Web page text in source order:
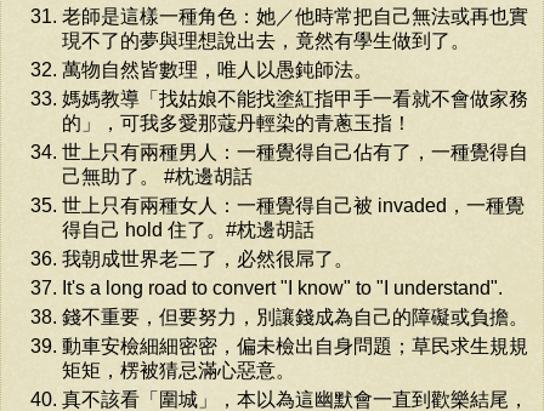
老師是這樣一種角色：她／他時常把自己無法或再也實
現不了的夢與理想說出去，竟然有學生做到了。
萬物自然皆數理，唯人以愚鈍師法。
媽媽教導「找姑娘不能找塗紅指甲手一看就不會做家務
的」，可我多愛那蔻丹輕染的青蔥玉指！
世上只有兩種男人：一種覺得自己佔有了，一種覺得自
己無助了。 #枕邊胡話
世上只有兩種女人：一種覺得自己被 invaded，一種覺
得自己 hold 住了。#枕邊胡話
我朝成世界老二了，必然很屌了。
It's a long road to convert "I know" to "I understand".
錢不重要，但要努力，別讓錢成為自己的障礙或負擔。
動車安檢細細密密，偏未檢出自身問題；草民求生規規
矩矩，楞被猜忌滿心惡意。
真不該看「圍城」，本以為這幽默會一直到歡樂結尾，